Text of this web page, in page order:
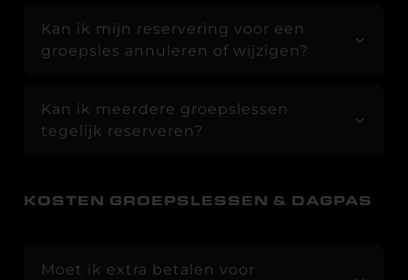
Kan ik mijn reservering voor een
groepsles annuleren of wijzigen?
Kan ik meerdere groepslessen
tegelijk reserveren?
KOSTEN GROEPSLESSEN & DAGPAS
Moet ik extra betalen voor